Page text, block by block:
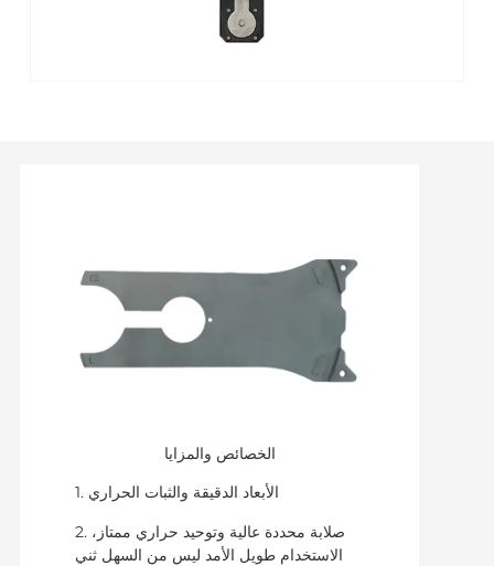
الخصائص والمزايا
2. صلابة محددة عالية وتوحيد حراري ممتاز،
الاستخدام طويل الأمد ليس من السهل ثني